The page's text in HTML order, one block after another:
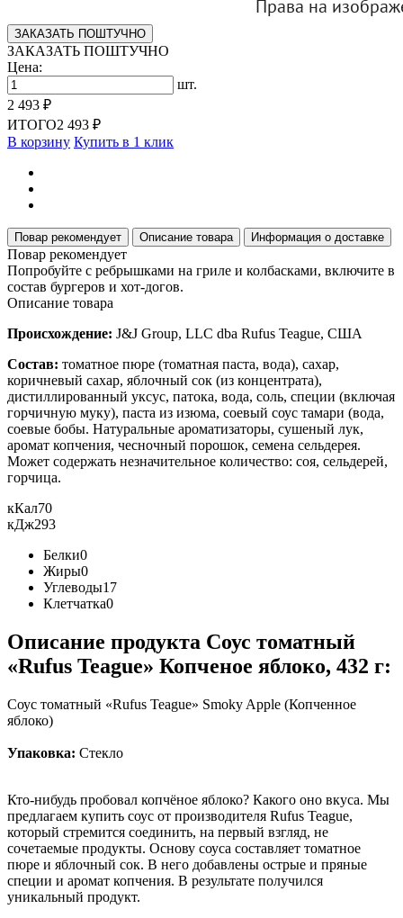
ЗАКАЗАТЬ ПОШТУЧНО
ЗАКАЗАТЬ ПОШТУЧНО
Цена:
шт.
2 493 ₽
ИТОГО2 493 ₽
В корзину Купить в 1 клик
Повар рекомендует Описание товара Информация о доставке
Повар рекомендует
Попробуйте с ребрышками на гриле и колбасками, включите в
состав бургеров и хот-догов.
Описание товара
Происхождение: J&J Group, LLC dba Rufus Teague, США
Состав: томатное пюре (томатная паста, вода), сахар,
коричневый сахар, яблочный сок (из концентрата),
дистиллированный уксус, патока, вода, соль, специи (включая
горчичную муку), паста из изюма, соевый соус тамари (вода,
соевые бобы. Натуральные ароматизаторы, сушеный лук,
аромат копчения, чесночный порошок, семена сельдерея.
Может содержать незначительное количество: соя, сельдерей,
горчица.
кКал70
кДж293
Белки0
Жиры0
Углеводы17
Клетчатка0
Описание продукта Соус томатный
«Rufus Teague» Копченое яблоко, 432 г:
Соус томатный «Rufus Teague» Smoky Apple (Копченное
яблоко)
Упаковка: Стекло
Кто-нибудь пробовал копчёное яблоко? Какого оно вкуса. Мы
предлагаем купить соус от производителя Rufus Teague,
который стремится соединить, на первый взгляд, не
сочетаемые продукты. Основу соуса составляет томатное
пюре и яблочный сок. В него добавлены острые и пряные
специи и аромат копчения. В результате получился
уникальный продукт.